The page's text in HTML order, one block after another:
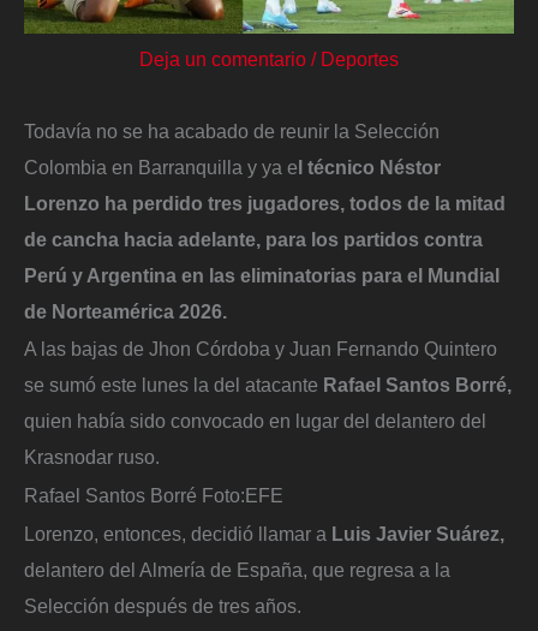
Deja un comentario / Deportes
Todavía no se ha acabado de reunir la Selección
Colombia en Barranquilla y ya el técnico Néstor
Lorenzo ha perdido tres jugadores, todos de la mitad
de cancha hacia adelante, para los partidos contra
Perú y Argentina en las eliminatorias para el Mundial
de Norteamérica 2026.
A las bajas de Jhon Córdoba y Juan Fernando Quintero
se sumó este lunes la del atacante Rafael Santos Borré,
quien había sido convocado en lugar del delantero del
Krasnodar ruso.
Rafael Santos Borré Foto:EFE
Lorenzo, entonces, decidió llamar a Luis Javier Suárez,
delantero del Almería de España, que regresa a la
Selección después de tres años.